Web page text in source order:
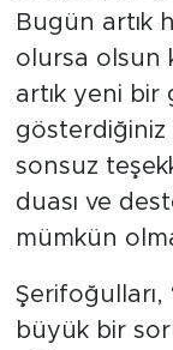
Bugün artık
olursa olsun
artık yeni bir
gösterdiğiniz
sonsuz
duası ve
mümkün
büyük bir